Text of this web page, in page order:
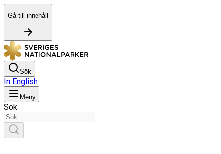
Gå till innehåll
Sök
In English
Meny
Sök